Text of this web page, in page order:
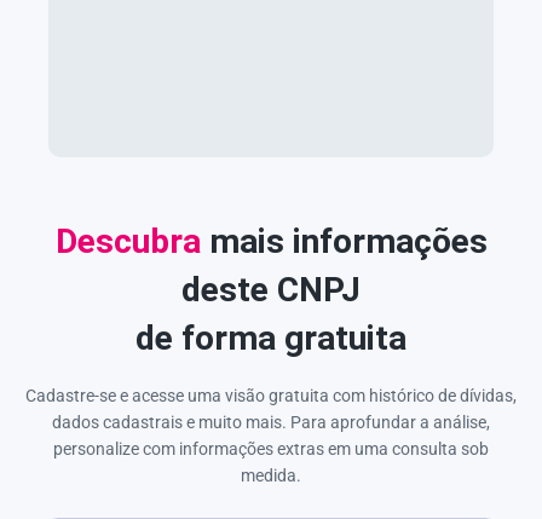
Descubramais informações
deste CNPJ
de forma gratuita
Cadastre-se e acesse uma visão gratuita com histórico de dívidas,
dados cadastrais e muito mais. Para aprofundar a análise,
personalize com informações extras em uma consulta sob
medida.